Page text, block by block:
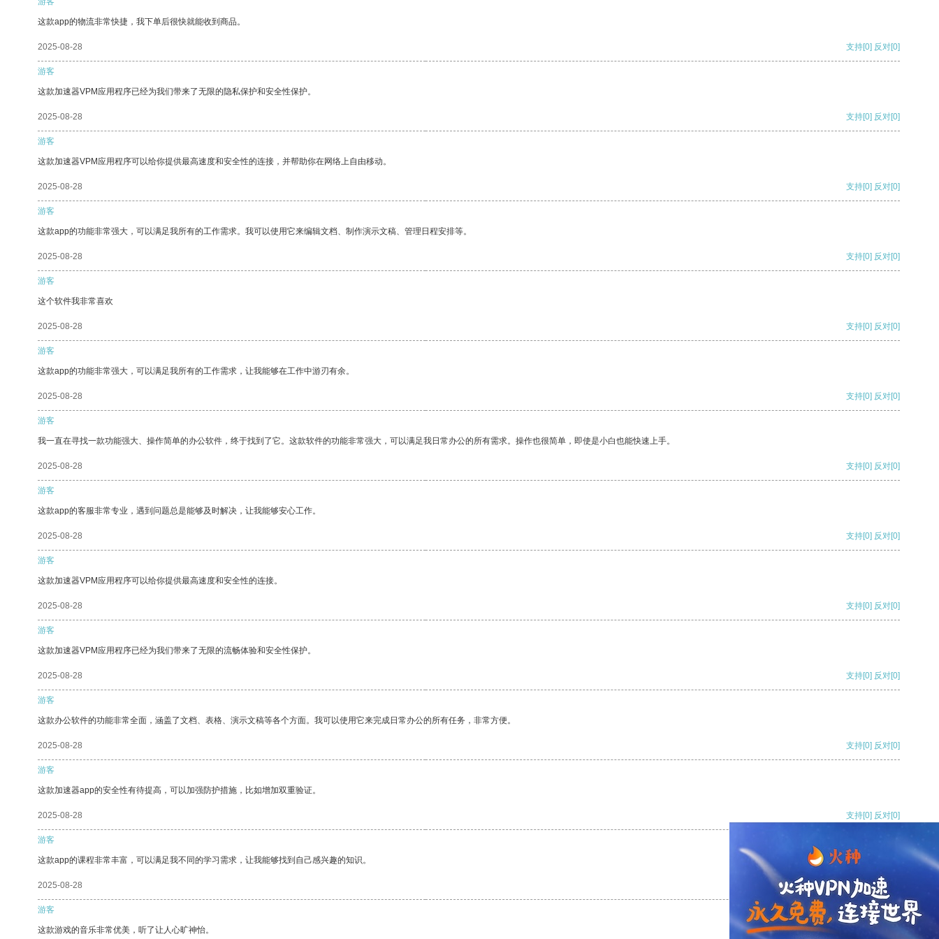
这款app的物流非常快捷，我下单后很快就能收到商品。
2025-08-28 支持[0] 反对[0]
游客
这款加速器VPM应用程序已经为我们带来了无限的隐私保护和安全性保护。
2025-08-28 支持[0] 反对[0]
游客
这款加速器VPM应用程序可以给你提供最高速度和安全性的连接，并帮助你在网络上自由移动。
2025-08-28 支持[0] 反对[0]
游客
这款app的功能非常强大，可以满足我所有的工作需求。我可以使用它来编辑文档、制作演示文稿、管理日程安排等。
2025-08-28 支持[0] 反对[0]
游客
这个软件我非常喜欢
2025-08-28 支持[0] 反对[0]
游客
这款app的功能非常强大，可以满足我所有的工作需求，让我能够在工作中游刃有余。
2025-08-28 支持[0] 反对[0]
游客
我一直在寻找一款功能强大、操作简单的办公软件，终于找到了它。这款软件的功能非常强大，可以满足我日常办公的所有需求。操作也很简单，即使是小白也能快速上手。
2025-08-28 支持[0] 反对[0]
游客
这款app的客服非常专业，遇到问题总是能够及时解决，让我能够安心工作。
2025-08-28 支持[0] 反对[0]
游客
这款加速器VPM应用程序可以给你提供最高速度和安全性的连接。
2025-08-28 支持[0] 反对[0]
游客
这款加速器VPM应用程序已经为我们带来了无限的流畅体验和安全性保护。
2025-08-28 支持[0] 反对[0]
游客
这款办公软件的功能非常全面，涵盖了文档、表格、演示文稿等各个方面。我可以使用它来完成日常办公的所有任务，非常方便。
2025-08-28 支持[0] 反对[0]
游客
这款加速器app的安全性有待提高，可以加强防护措施，比如增加双重验证。
2025-08-28 支持[0] 反对[0]
游客
这款app的课程非常丰富，可以满足我不同的学习需求，让我能够找到自己感兴趣的知识。
2025-08-28 支持[0] 反对
游客
这款游戏的音乐非常优美，听了让人心旷神怡。